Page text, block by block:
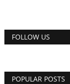
FOLLOW US
POPULAR POSTS